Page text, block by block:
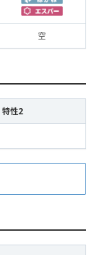
空
特性2